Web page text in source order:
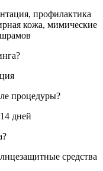
профилактика
кожа, мимические
процедуры?
дней
средства